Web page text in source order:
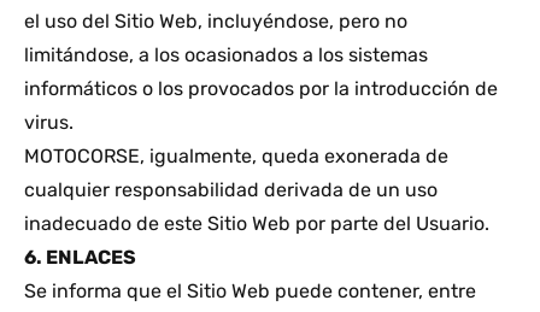
el uso del Sitio Web, incluyéndose, pero no
limitándose, a los ocasionados a los sistemas
informáticos o los provocados por la introducción de
virus.
MOTOCORSE, igualmente, queda exonerada de
cualquier responsabilidad derivada de un uso
inadecuado de este Sitio Web por parte del Usuario.
6. ENLACES
Se informa que el Sitio Web puede contener, entre